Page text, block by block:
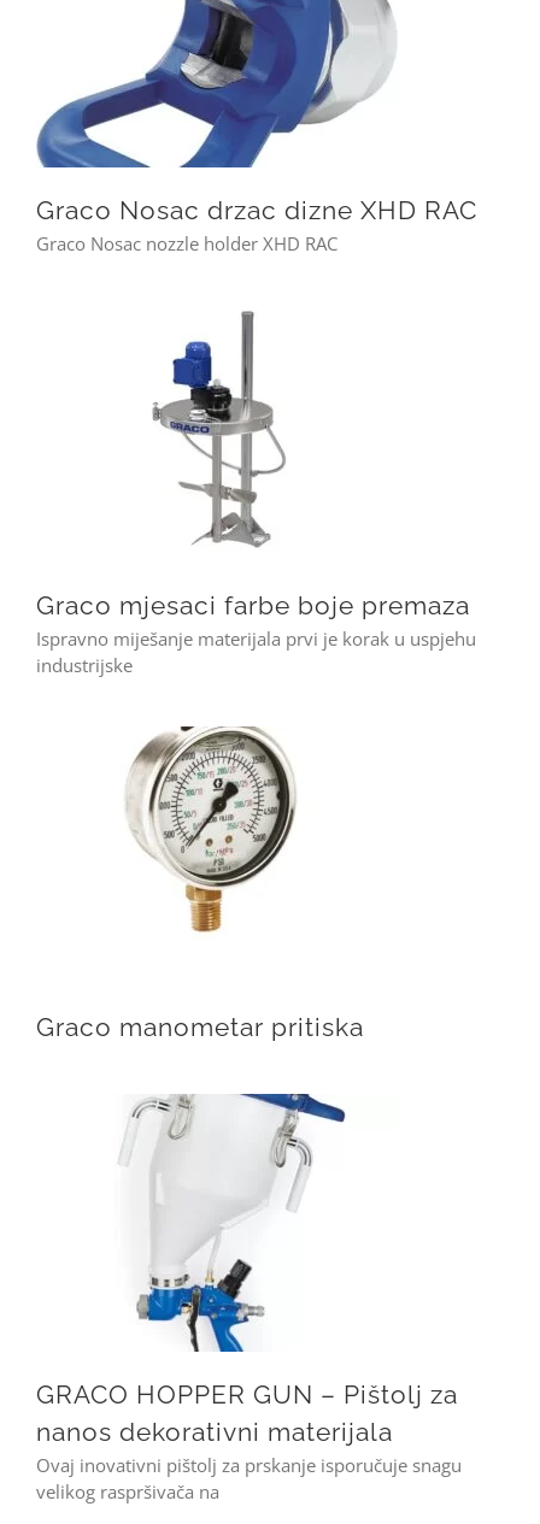
Graco Nosac drzac dizne XHD RAC
Graco Nosac nozzle holder XHD RAC
Graco mjesaci farbe boje premaza
Ispravno miješanje materijala prvi je korak u uspjehu
industrijske
Graco manometar pritiska
GRACO HOPPER GUN – Pištolj za
nanos dekorativni materijala
Ovaj inovativni pištolj za prskanje isporučuje snagu
velikog raspršivača na